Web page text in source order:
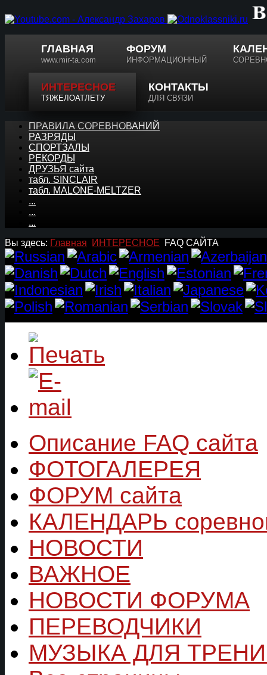
ГЛАВНАЯ
www.mir-ta.com
ФОРУМ
ИНФОРМАЦИОННЫЙ
ИНТЕРЕСНОЕ
ТЯЖЕЛОАТЛЕТУ
КОНТАКТЫ
ДЛЯ СВЯЗИ
ПРАВИЛА СОРЕВНОВАНИЙ
РАЗРЯДЫ
СПОРТЗАЛЫ
РЕКОРДЫ
ДРУЗЬЯ сайта
табл. SINCLAIR
табл. MALONE-MELTZER
...
...
...
Вы здесь: Главная ИНТЕРЕСНОЕ FAQ САЙТА
Описание FAQ сайта
ФОТОГАЛЕРЕЯ
ФОРУМ сайта
КАЛЕНДАРЬ
НОВОСТИ
ВАЖНОЕ
НОВОСТИ ФОРУМА
ПЕРЕВОДЧИКИ
МУЗЫКА ДЛЯ